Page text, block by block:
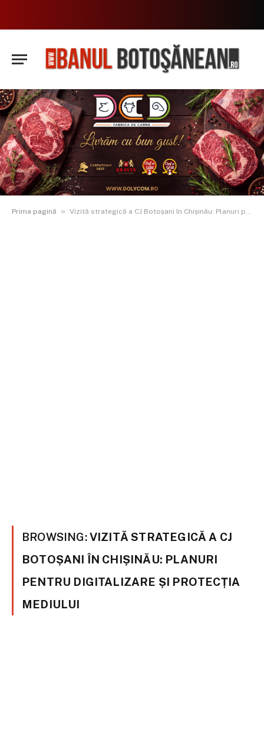
Prima pagină » Vizită strategică a CJ Botoșani în Chișinău: Planuri pentru digitalizare și protecția mediului
BROWSING:VIZITĂ STRATEGICĂ A CJ
BOTOȘANI ÎN CHIȘINĂU: PLANURI
PENTRU DIGITALIZARE ȘI PROTECȚIA
MEDIULUI